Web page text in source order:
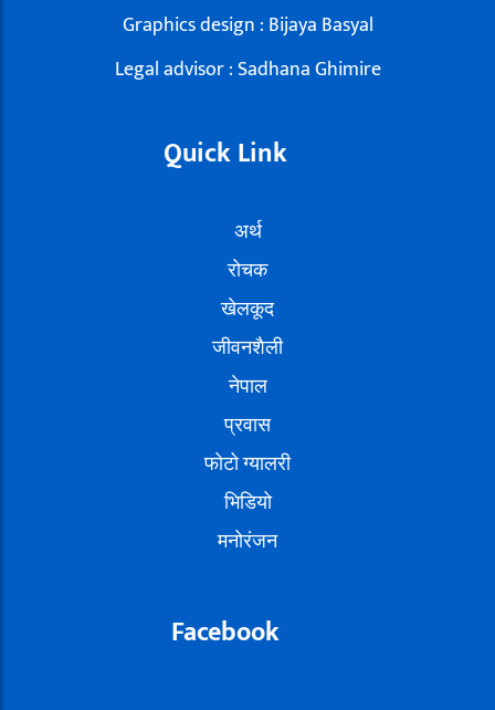
Graphics design : Bijaya Basyal
Legal advisor : Sadhana Ghimire
Quick Link
अर्थ
रोचक
खेलकूद
जीवनशैली
नेपाल
प्रवास
फोटो ग्यालरी
भिडियो
मनोरंजन
Facebook